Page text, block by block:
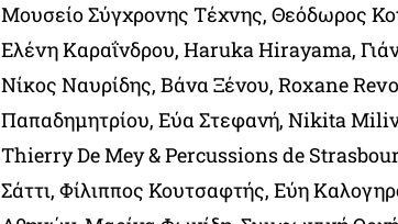
Μουσείο Σύγχρονης Τέχνης, Θεόδωρος
Ελένη Καραΐνδρου, Haruka Hirayama,
Νίκος Ναυρίδης, Βάνα Ξένου, Roxane
Παπαδημητρίου, Εύα Στεφανή, Nikita
Thierry De Mey & Percussions de
Σάττι, Φίλιππος Κουτσαφτής, Εύη